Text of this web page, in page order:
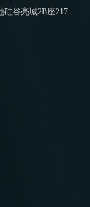
谷亮城2B座217